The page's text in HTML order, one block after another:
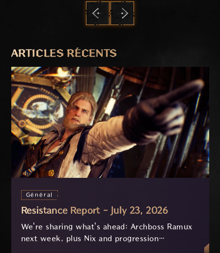
ARTICLES RÉCENTS
Général
Resistance Report - July 23, 2026
We're sharing what's ahead: Archboss Ramux
next week, plus Nix and progression